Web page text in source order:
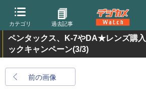
カテゴリ 過去記事
ペンタックス、K-7やDA★レンズ購
ックキャンペーン(3/3)
前の画像